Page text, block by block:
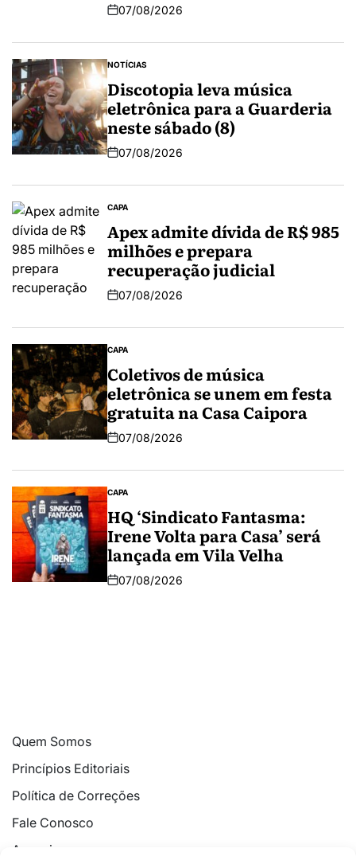
07/08/2026
NOTÍCIAS
Discotopia leva música
eletrônica para a Guarderia
neste sábado (8)
07/08/2026
CAPA
Apex admite dívida de R$ 985
milhões e prepara
recuperação judicial
07/08/2026
CAPA
Coletivos de música
eletrônica se unem em festa
gratuita na Casa Caipora
07/08/2026
CAPA
HQ ‘Sindicato Fantasma:
Irene Volta para Casa’ será
lançada em Vila Velha
07/08/2026
Quem Somos
Princípios Editoriais
Política de Correções
Fale Conosco
Anuncie